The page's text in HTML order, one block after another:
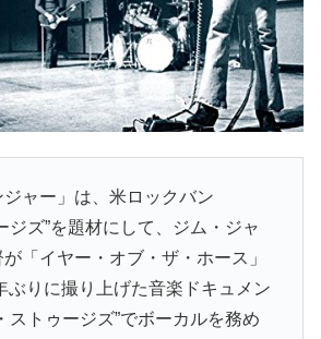
ジャー」は、米ロックバン
ジズ”を題材にして、ジム・ジャ
「イヤー・オブ・ザ・ホース」
ぶりに撮り上げた音楽ドキュメン
ストゥージズ”でボーカルを務め